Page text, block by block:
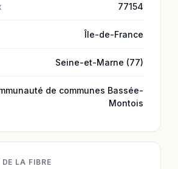
77154
Île-de-France
Seine-et-Marne (77)
de communes Bassée-
Montois
LA FIBRE